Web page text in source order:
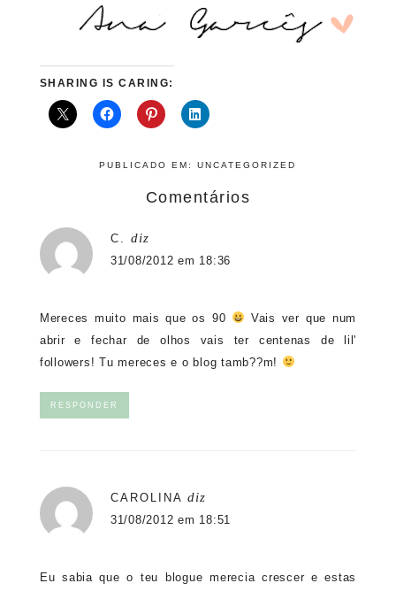
SHARING IS CARING:
PUBLICADO EM:UNCATEGORIZED
Comentários
C. diz
31/08/2012 em 18:36
Mereces muito mais que os 90
Vais ver que num
abrir e fechar de olhos vais ter centenas de lil'
followers! Tu mereces e o blog tamb??m!
RESPONDER
CAROLINA diz
31/08/2012 em 18:51
Eu sabia que o teu blogue merecia crescer e estas